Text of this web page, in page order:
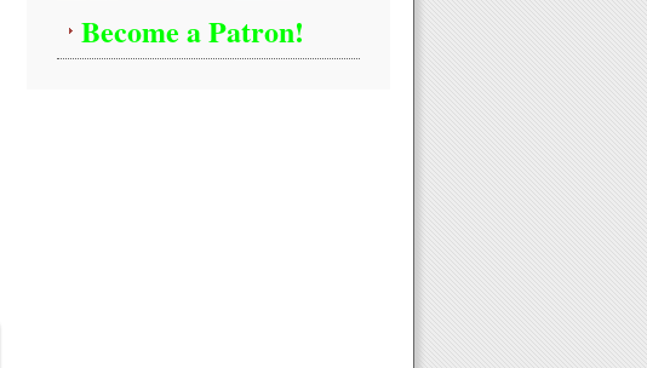
Become a Patron!